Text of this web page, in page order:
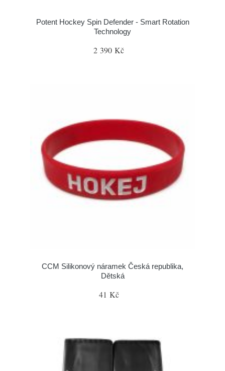
Potent Hockey Spin Defender - Smart Rotation
Technology
2 390 Kč
CCM Silikonový náramek Česká republika,
Dětská
41 Kč